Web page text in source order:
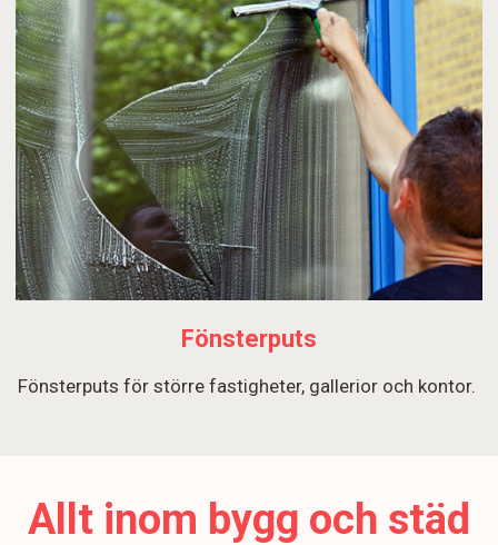
Fönsterputs
Fönsterputs för större fastigheter, gallerior och kontor.
Allt inom bygg och städ